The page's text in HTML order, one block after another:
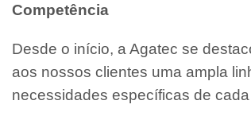
Competência
Desde o início, a Agatec se
aos nossos clientes uma ampla
necessidades específicas de